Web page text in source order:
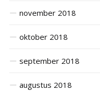
november 2018
oktober 2018
september 2018
augustus 2018